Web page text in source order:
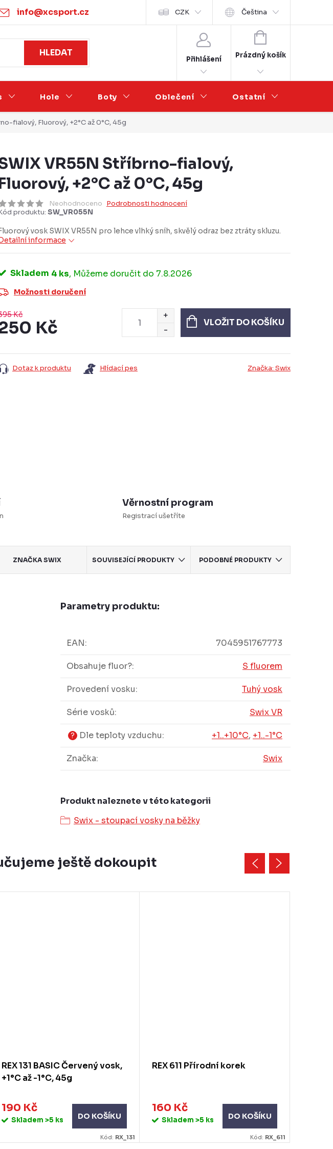
info@xcsport.cz
Ochrana osobních údajů Velkoobchod CZK Čeština
HLEDAT
Přihlášení
NÁKUPNÍ
KOŠÍK
Prázdný košík
Hole Boty Oblečení Ostatní
fialový, Fluorový, +2°C až 0°C, 45g
VR55N Stříbrno-fialový,
+2°C až 0°C, 45g
Neohodnoceno Podrobnosti hodnocení
produktu: SW_VR055N
vosk SWIX VR55N pro lehce vlhký sníh, skvělý odraz bez ztráty skluzu.
informace
Skladem 4 ks 7.8.2026
Možnosti doručení
Kč
Kč VLOŽIT DO KOŠÍKU
Dotaz k produktu Hlídací pes Značka: Swix
Věrnostní program
Registrací ušetříte
ZNAČKASWIX SOUVISEJÍCÍ PRODUKTY PODOBNÉ PRODUKTY
Parametry produktu:
EAN: 7045951767773
Obsahuje fluor?: S fluorem
Provedení vosku: Tuhý vosk
Série vosků: Swix VR
? Dle teploty vzduchu: +1..+10°C, +1..-1°C
Značka: Swix
Produkt naleznete v této kategorii
Swix - stoupací vosky na běžky
ještě dokoupit
REX 131 BASIC Červený vosk,
+1°C až -1°C, 45g
190 Kč
Skladem >5 ks DO KOŠÍKU
Kód: RX_131
REX 611 Přírodní korek
160 Kč
Skladem >5 ks DO KOŠÍKU
Kód: RX_611